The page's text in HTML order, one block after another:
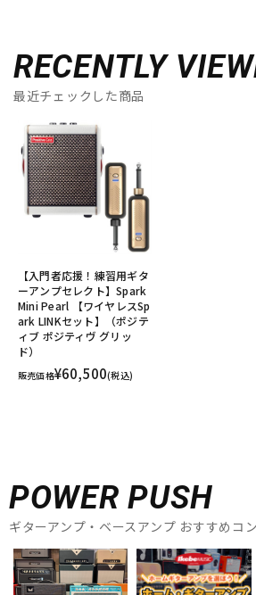
RECENTLY
最近チェックした商品
【入門者応援！練習用ギタ
ーアンプセレクト】Spark
Mini Pearl 【ワイヤレスSp
ark LINKセット】（ポジテ
ィブ ポジティヴ グリッ
ド）
販売価格¥60,500(税込)
POWER PUSH
ギターアンプ・ベースアンプ おすすめコ